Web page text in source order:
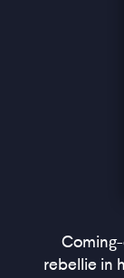
rebellie in